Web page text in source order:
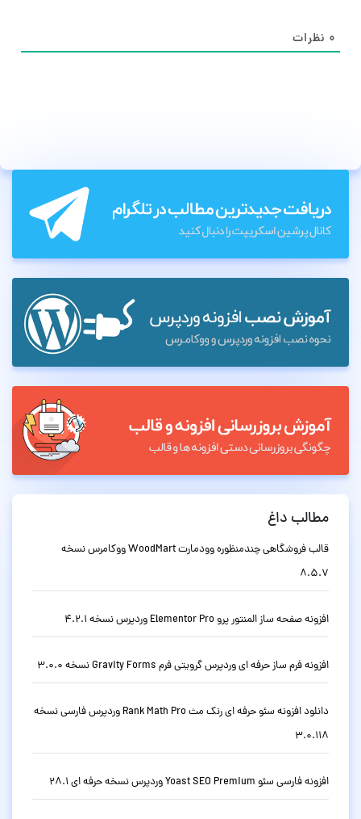
۰ نظرات
مطالب داغ
قالب فروشگاهی چندمنظوره وودمارت WoodMart ووکامرس نسخه
8.5.7
افزونه صفحه ساز المنتور پرو Elementor Pro وردپرس نسخه 4.2.1
افزونه فرم ساز حرفه ای وردپرس گرویتی فرم Gravity Forms نسخه 3.0.0
دانلود افزونه سئو حرفه ای رنک مث Rank Math Pro وردپرس فارسی نسخه
3.0.118
افزونه فارسی سئو Yoast SEO Premium وردپرس نسخه حرفه ای 28.1